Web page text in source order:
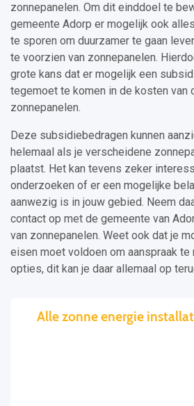
zonnepanelen. Om dit einddoel te
gemeente Adorp er mogelijk ook
te sporen om duurzamer te gaan
te voorzien van zonnepanelen.
grote kans dat er mogelijk een
tegemoet te komen in de kosten van
zonnepanelen.
Deze subsidiebedragen kunnen
helemaal als je verscheidene
plaatst. Het kan tevens zeker
onderzoeken of er een mogelijke
aanwezig is in jouw gebied. Neem
contact op met de gemeente van
van zonnepanelen. Weet ook dat je
eisen moet voldoen om aanspraak
opties, dit kan je daar allemaal op
Alle zonne energie